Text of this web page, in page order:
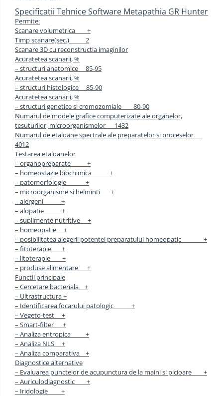
Specificatii Tehnice Software Metapathia GR Hunter
Permite:
Scanare volumetrica +
Timp scanare(sec.) 2
Scanare 3D cu reconstructia imaginilor
Acuratetea scanarii, %
– structuri anatomice 85-95
Acuratetea scanarii, %
– structuri histologice 85-90
Acuratetea scanarii, %
– structuri genetice si cromozomiale 80-90
Numarul de modele grafice computerizate ale organelor,
tesuturilor, microorganismelor 1432
Numarul de etaloane spectrale ale preparatelor si proceselor
4012
Testarea etaloanelor
– organopreparate +
– homeostazie biochimica +
– patomorfologie +
– microorganisme si helminti +
– alergeni +
– alopatie +
– suplimente nutritive +
– homeopatie +
– posibilitatea alegerii potentei preparatului homeopatic +
– fitoterapie +
– litoterapie +
– produse alimentare +
Functii principale
– Cercetare bacteriala +
– Ultrastructura +
– Identificarea focarului patologic +
– Vegeto-test +
– Smart-filter +
– Analiza entropica +
– Analiza NLS +
– Analiza comparativa +
Diagnostice alternative
– Evaluarea punctelor de acupunctura de la maini si picioare +
– Auriculodiagnostic +
– Iridologie +